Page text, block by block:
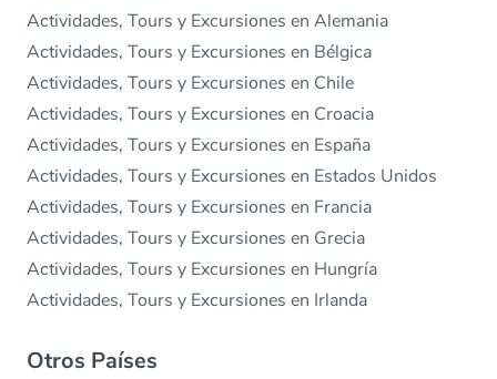
Actividades, Tours y Excursiones en Alemania
Actividades, Tours y Excursiones en Bélgica
Actividades, Tours y Excursiones en Chile
Actividades, Tours y Excursiones en Croacia
Actividades, Tours y Excursiones en España
Actividades, Tours y Excursiones en Estados Unidos
Actividades, Tours y Excursiones en Francia
Actividades, Tours y Excursiones en Grecia
Actividades, Tours y Excursiones en Hungría
Actividades, Tours y Excursiones en Irlanda
Otros Países